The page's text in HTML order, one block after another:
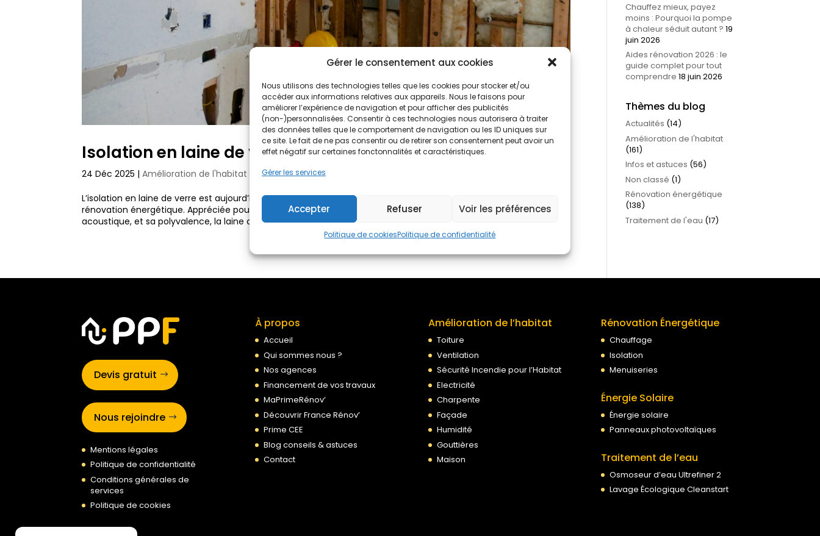
Gérer le consentement aux cookies
Nous utilisons des technologies telles que les cookies pour stocker et/ou
accéder aux informations relatives aux appareils. Nous le faisons pour
améliorer l’expérience de navigation et pour afficher des publicités
(non-)personnalisées. Consentir à ces technologies nous autorisera à traiter
des données telles que le comportement de navigation ou les ID uniques sur
ce site. Le fait de ne pas consentir ou de retirer son consentement peut avoir un
effet négatif sur certaines fonctonnalités et caractéristiques.
Gérer les services
Accepter Refuser Voir les préférences
Politique de cookiesPolitique de confidentialité
Isolation en laine de verre : qu’est-ce que c’est ?
24 Déc 2025 |Amélioration de l'habitat
L’isolation en laine de verre est aujourd’hui l’une des solutions les plus utilisées dans les travaux d’isolation et de
rénovation énergétique. Appréciée pour son excellent rapport qualité-prix, sa performance thermique et
acoustique, et sa polyvalence, la laine de...
Chauffez mieux, payez
moins : Pourquoi la pompe
à chaleur séduit autant ? 19
juin 2026
Aides rénovation 2026 : le
guide complet pour tout
comprendre 18 juin 2026
Thèmes du blog
Actualités (14)
Amélioration de l'habitat
(161)
Infos et astuces (56)
Non classé (1)
Rénovation énergétique
(138)
Traitement de l'eau (17)
Devis gratuit
Nous rejoindre
Mentions légales
Politique de confidentialité
Conditions générales de
services
Politique de cookies
À propos
Accueil
Qui sommes nous ?
Nos agences
Financement de vos travaux
MaPrimeRénov’
Découvrir France Rénov’
Prime CEE
Blog conseils & astuces
Contact
Amélioration de l’habitat
Toiture
Ventilation
Sécurité Incendie pour l’Habitat
Electricité
Charpente
Façade
Humidité
Gouttières
Maison
Rénovation Énergétique
Chauffage
Isolation
Menuiseries
Énergie Solaire
Énergie solaire
Panneaux photovoltaïques
Traitement de l’eau
Osmoseur d’eau Ultrefiner 2
Lavage Écologique Cleanstart